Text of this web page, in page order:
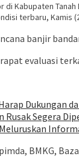
Kabupaten
terbaru,
banjir
evaluasi
Dukungan
Rusak Segera
BMKG,